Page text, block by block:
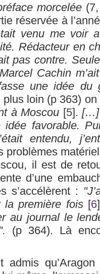
morcelée
réservée à
venu me voir
Rédacteur en
pas contre.
Cachin
une idée du
plus loin (p 363)
à Moscou [5].[…]
favorable.
entendu,
problèmes
il est de
d’une
s’accélèrent :
la première fois[6]
au journal le
(p 364). Là
admis